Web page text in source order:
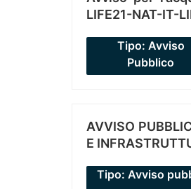
LIFE21-NAT-IT-
Tipo: Avviso
Pubblico
AVVISO
E
Tipo: Avviso